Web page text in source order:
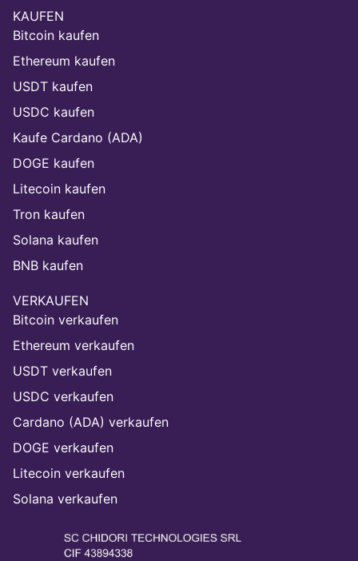
KAUFEN
Bitcoin kaufen
Ethereum kaufen
USDT kaufen
USDC kaufen
Kaufe Cardano (ADA)
DOGE kaufen
Litecoin kaufen
Tron kaufen
Solana kaufen
BNB kaufen
VERKAUFEN
Bitcoin verkaufen
Ethereum verkaufen
USDT verkaufen
USDC verkaufen
Cardano (ADA) verkaufen
DOGE verkaufen
Litecoin verkaufen
Solana verkaufen